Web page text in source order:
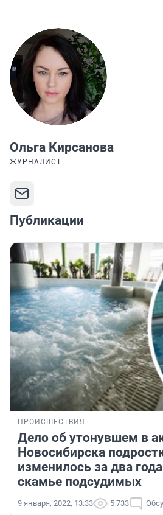
Ольга Кирсанова
ЖУРНАЛИСТ
Публикации
ПРОИСШЕСТВИЯ
Дело об утонувшем в
Новосибирска
изменилось за два
скамье подсудимых
9 января, 2022, 13:33 5 733